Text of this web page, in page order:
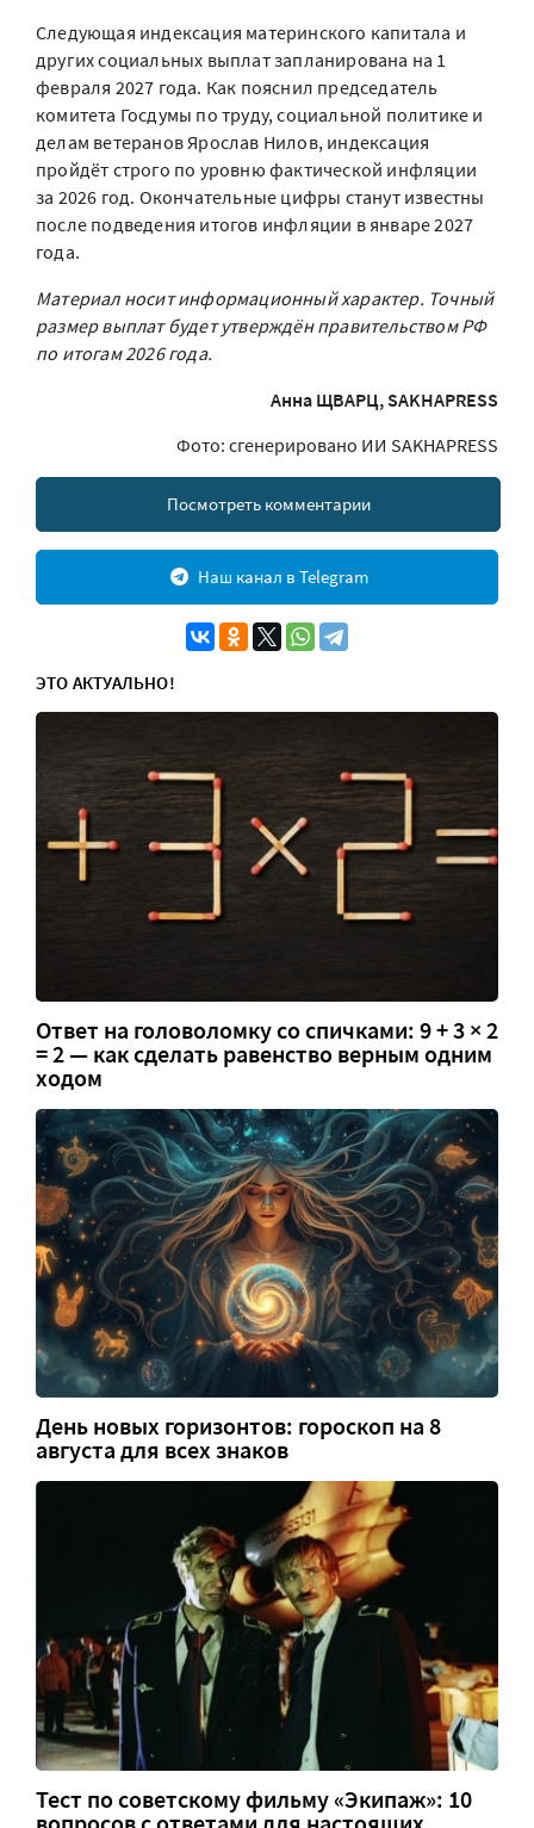
Следующая индексация материнского капитала и
других социальных выплат запланирована на 1
февраля 2027 года. Как пояснил председатель
комитета Госдумы по труду, социальной политике и
делам ветеранов Ярослав Нилов, индексация
пройдёт строго по уровню фактической инфляции
за 2026 год. Окончательные цифры станут известны
после подведения итогов инфляции в январе 2027
года.
Материал носит информационный характер. Точный
размер выплат будет утверждён правительством РФ
по итогам 2026 года.
Анна ЩВАРЦ, SAKHAPRESS
Фото: сгенерировано ИИ SAKHAPRESS
Посмотреть комментарии
Наш канал в Telegram
ЭТО АКТУАЛЬНО!
Ответ на головоломку со спичками: 9 + 3 × 2
= 2 — как сделать равенство верным одним
ходом
День новых горизонтов: гороскоп на 8
августа для всех знаков
Тест по советскому фильму «Экипаж»: 10